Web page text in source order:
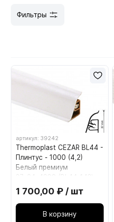
Фильтры
артикул: 39242
Thermoplast CEZAR BL44 -
Плинтус - 1000 (4,2)
Белый премиум
1 700,00 ₽ / шт
В корзину